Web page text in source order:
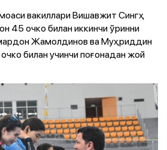
вакиллари Вишавжит Сингҳ
45 очко билан иккинчи ўринни
Жамолдинов ва Муҳриддин
билан учинчи поғонадан жой